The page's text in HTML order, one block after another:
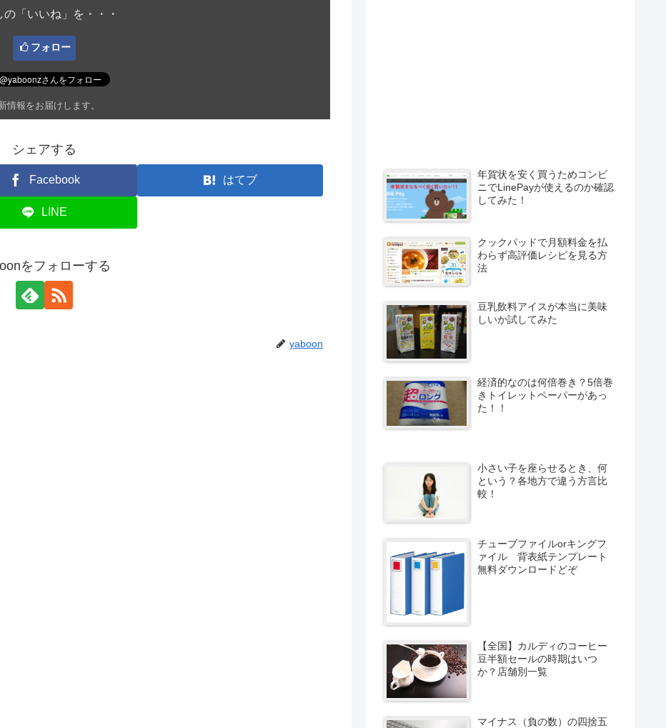
の「いいね」を・・・
フォロー
情報をお届けします。
シェアする
Facebook はてブ
LINE
をフォローする
yaboon
年賀状を安く買うためコンビ
ニでLinePayが使えるのか確認
してみた！
クックパッドで月額料金を払
わらず高評価レシピを見る方
法
豆乳飲料アイスが本当に美味
しいか試してみた
経済的なのは何倍巻き？5倍巻
きトイレットペーパーがあっ
た！！
小さい子を座らせるとき、何
という？各地方で違う方言比
較！
チューブファイルorキングフ
ァイル 背表紙テンプレート
無料ダウンロードどぞ
【全国】カルディのコーヒー
豆半額セールの時期はいつ
か？店舗別一覧
マイナス（負の数）の四捨五